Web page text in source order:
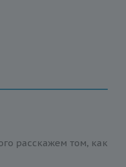
расскажем том, как